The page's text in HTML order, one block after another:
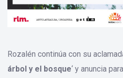
Rozalén continúa con su
árbol y el bosque‘ y anuncia